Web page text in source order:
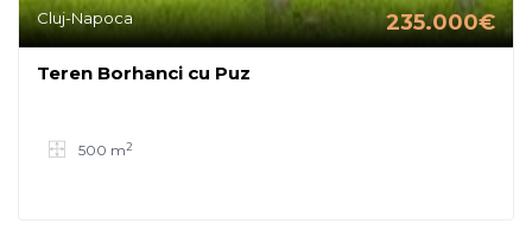
Cluj-Napoca 235.000€
Teren Borhanci cu Puz
500 m2